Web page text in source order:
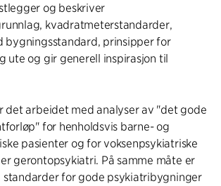
og beskriver
kvadratmeterstandarder,
bygningsstandard, prinsipper for
ute og gir generell inspirasjon til
det arbeidet med analyser av "det gode
for henholdsvis barne- og
pasienter og for voksenpsykiatriske
gerontopsykiatri. På samme måte er
for gode psykiatribygninger